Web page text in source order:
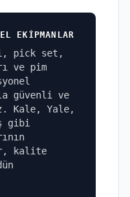
EKIPMANLAR
pick set,
ve pim
güvenli ve
Kale, Yale,
gibi
kalite